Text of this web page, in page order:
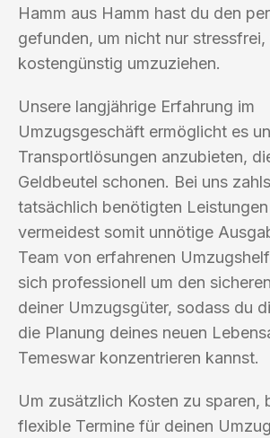
Hamm aus Hamm hast du den
gefunden, um nicht nur
kostengünstig umzuziehen.
Unsere langjährige Erfahrung im
Umzugsgeschäft ermöglicht es
Transportlösungen anzubieten,
Geldbeutel schonen. Bei uns
tatsächlich benötigten
vermeidest somit unnötige
Team von erfahrenen
sich professionell um den
deiner Umzugsgüter, sodass du
die Planung deines neuen
Temeswar konzentrieren kannst.
Um zusätzlich Kosten zu sparen,
flexible Termine für deinen